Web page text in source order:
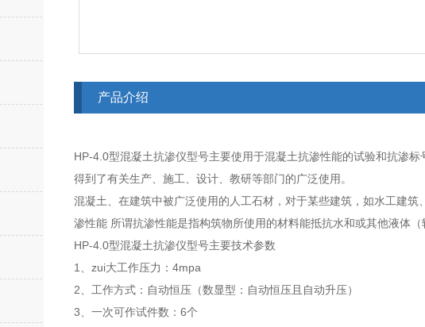
产品介绍
HP-4.0型混凝土抗渗仪型号主要使用于混凝土抗渗性能的试验和抗渗
得到了有关生产、施工、设计、教研等部门的广泛使用。
混凝土、在建筑中被广泛使用的人工石材，对于某些建筑，如水工建
渗性能 所谓抗渗性能是指构筑物所使用的材料能抵抗水和或其他液体
HP-4.0型混凝土抗渗仪型号主要技术参数
1、zui大工作压力：4mpa
2、工作方式：自动恒压（数显型：自动恒压且自动升压）
3、一次可作试件数：6个